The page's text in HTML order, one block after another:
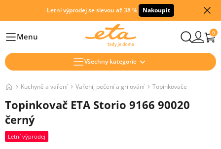
Letní výprodej se slevou až 38 % Nakoupit
HlavníMenu 0
Všechny kategorie
Kuchyně a vaření Vaření, pečení a grilování Topinkovače
Topinkovač ETA Storio 9166 90020
černý
Letní výprodej